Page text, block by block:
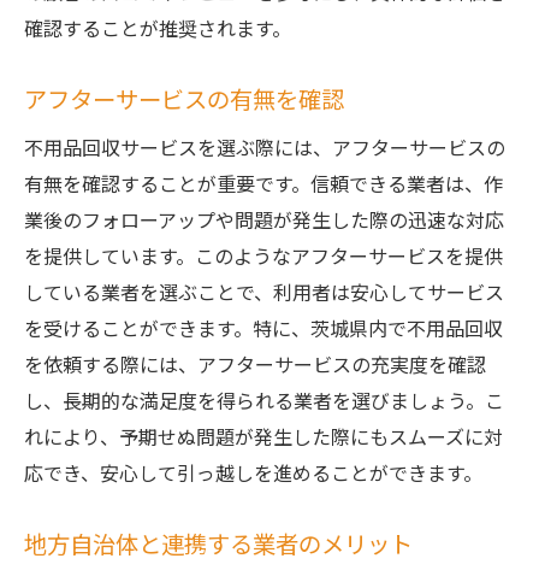
確認することが推奨されます。
アフターサービスの有無を確認
不用品回収サービスを選ぶ際には、アフターサービスの
有無を確認することが重要です。信頼できる業者は、作
業後のフォローアップや問題が発生した際の迅速な対応
を提供しています。このようなアフターサービスを提供
している業者を選ぶことで、利用者は安心してサービス
を受けることができます。特に、茨城県内で不用品回収
を依頼する際には、アフターサービスの充実度を確認
し、長期的な満足度を得られる業者を選びましょう。こ
れにより、予期せぬ問題が発生した際にもスムーズに対
応でき、安心して引っ越しを進めることができます。
地方自治体と連携する業者のメリット